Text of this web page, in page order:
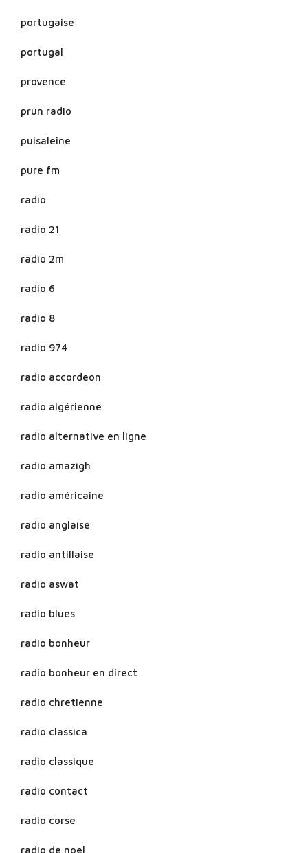
portugaise
portugal
provence
prun radio
puisaleine
pure fm
radio
radio 21
radio 2m
radio 6
radio 8
radio 974
radio accordeon
radio algérienne
radio alternative en ligne
radio amazigh
radio américaine
radio anglaise
radio antillaise
radio aswat
radio blues
radio bonheur
radio bonheur en direct
radio chretienne
radio classica
radio classique
radio contact
radio corse
radio de noel